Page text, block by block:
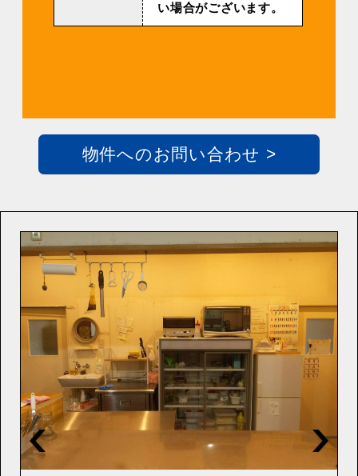
い場合がございます。
物件へのお問い合わせ >